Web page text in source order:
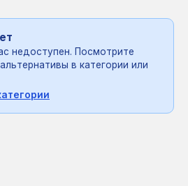
недоступен. Посмотрите
альтернативы в категории или